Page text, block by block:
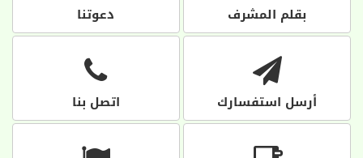
بقلم المشرف دعوتنا
أرسل استفسارك اتصل بنا